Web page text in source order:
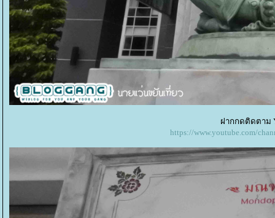
ฝากกดติดตาม
https://www.youtube.com/